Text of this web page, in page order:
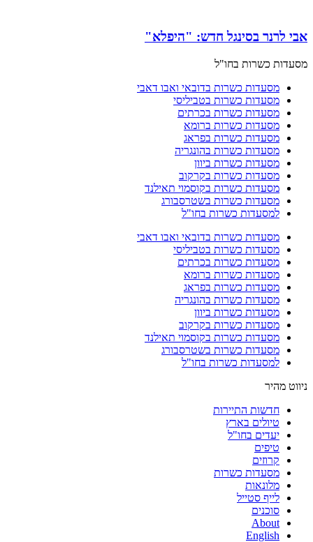
אבי לרנר בסינגל חדש: "היפלא"
מסעדות כשרות בחו"ל
מסעדות כשרות בדובאי ואבו דאבי
מסעדות כשרות בטביליסי
מסעדות כשרות בכרתים
מסעדות כשרות ברומא
מסעדות כשרות בפראג
מסעדות כשרות בהונגריה
מסעדות כשרות ביוון
מסעדות כשרות בקרקוב
מסעדות כשרות בקוסמוי תאילנד
מסעדות כשרות בשטרסבורג
למסעדות כשרות בחו"ל
מסעדות כשרות בדובאי ואבו דאבי
מסעדות כשרות בטביליסי
מסעדות כשרות בכרתים
מסעדות כשרות ברומא
מסעדות כשרות בפראג
מסעדות כשרות בהונגריה
מסעדות כשרות ביוון
מסעדות כשרות בקרקוב
מסעדות כשרות בקוסמוי תאילנד
מסעדות כשרות בשטרסבורג
למסעדות כשרות בחו"ל
ניווט מהיר
חדשות התיירות
טיולים בארץ
יעדים בחו"ל
טיפים
קרוזים
מסעדות כשרות
מלונאות
לייף סטייל
סוכנים
About
English